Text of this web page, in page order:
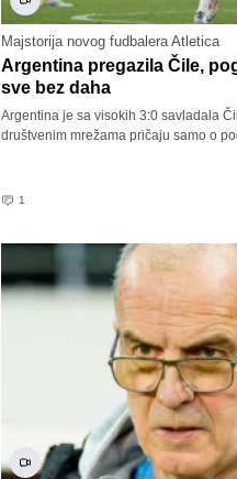
Majstorija novog fudbalera Atletica
Argentina pregazila Čile,
sve bez daha
Argentina je sa visokih 3:0 savladala
društvenim mrežama pričaju samo o
1